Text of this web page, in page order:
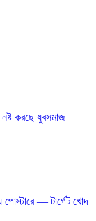
করছে যুবসমাজ
পোস্টারে — টার্গেট খোদ